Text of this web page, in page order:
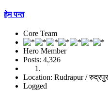
हेम पन्त
Core Team
Hero Member
Posts: 4,326
Location: Rudrapur / रुद्रपुर
Logged